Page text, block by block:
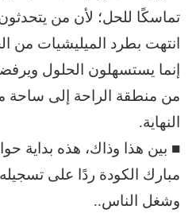
تماسكًا للحل؛ لأن من
انتهت بطرد الميليشيات من
إنما يستسهلون الحلول
من منطقة الراحة إلى ساحة
النهاية.
■ بين هذا وذاك، هذه بداية
مبارك الكودة ردًا على تسجيله
وشغل الناس..